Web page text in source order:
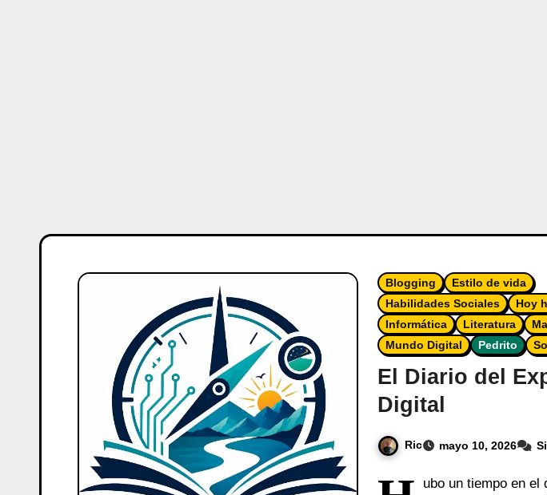
Blogging
Estilo de vida
Habilidades Sociales
Hoy
Informática
Literatura
Mundo Digital
Pedrito
El Diario del
Digital
Ric mayo 10, 2026
ubo un tiempo en el